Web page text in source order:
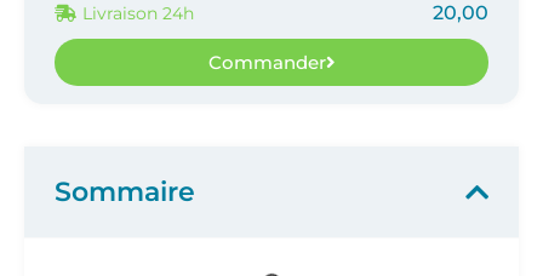
Livraison 24h 20,00
Commander
Sommaire